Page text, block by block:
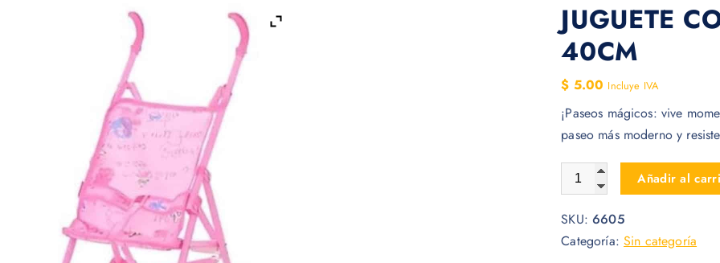
JUGUETE
40CM
$ 5.00 Incluye IVA
¡Paseos mágicos: vive
paseo más moderno y
JUGUETE COCHE PARA
Añadir al
SKU:6605
Categoría:Sin categoría